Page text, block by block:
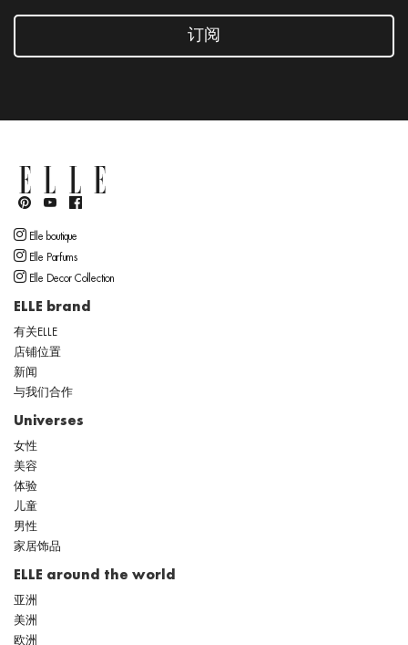
订阅
Elle boutique
Elle Parfums
Elle Decor Collection
ELLE brand
有关ELLE
店铺位置
新闻
与我们合作
Universes
女性
美容
体验
儿童
男性
家居饰品
ELLE around the world
亚洲
美洲
欧洲